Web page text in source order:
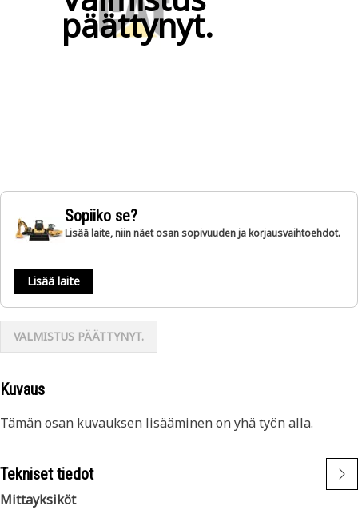
päättynyt.
Sopiiko se?
Lisää laite, niin näet osan sopivuuden ja korjausvaihtoehdot.
Lisää laite
VALMISTUS PÄÄTTYNYT.
Kuvaus
Tämän osan kuvauksen lisääminen on yhä työn alla.
Tekniset tiedot
Mittayksiköt